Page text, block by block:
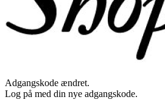
Adgangskode ændret.
Log på med din nye adgangskode.